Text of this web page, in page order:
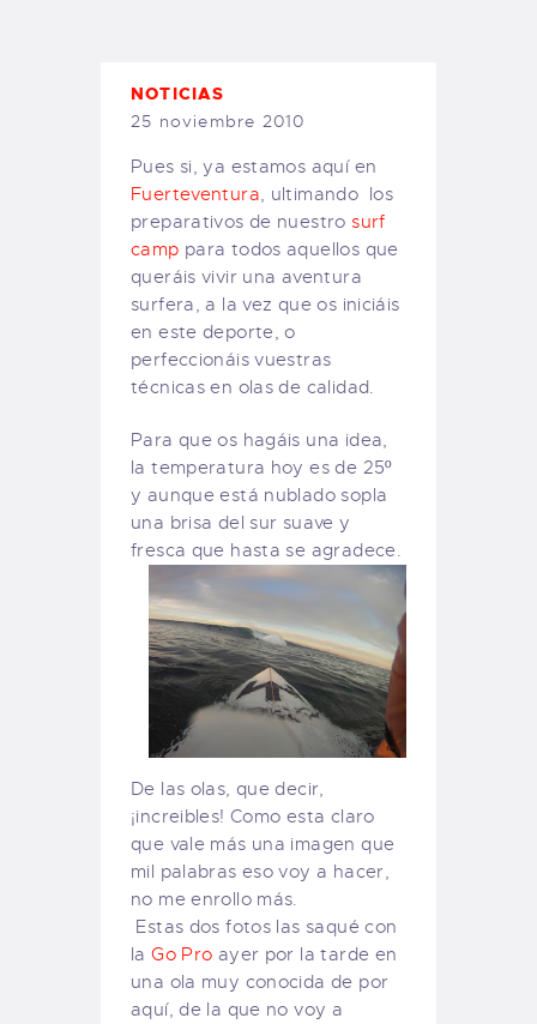
PEDIDOS
NOTICIAS
25 noviembre 2010
Pues si, ya estamos aquí en
Fuerteventura , ultimando los
preparativos de nuestrosurf
camp para todos aquellos que
queráis vivir una aventura
surfera, a la vez que os iniciáis
en este deporte, o
perfeccionáis vuestras
técnicas en olas de calidad.
Para que os hagáis una idea,
la temperatura hoy es de 25º
y aunque está nublado sopla
una brisa del sur suave y
fresca que hasta se agradece.
De las olas, que decir,
¡increibles! Como esta claro
que vale más una imagen que
mil palabras eso voy a hacer,
no me enrollo más.
Estas dos fotos las saqué con
laGo Pro ayer por la tarde en
una ola muy conocida de por
aquí, de la que no voy a